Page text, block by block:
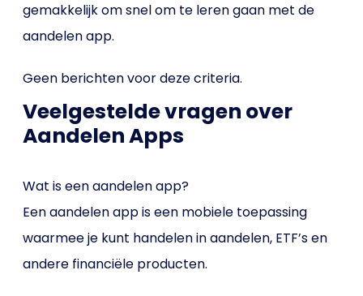
gemakkelijk om snel om te leren gaan met de
aandelen app.
Geen berichten voor deze criteria.
Veelgestelde vragen over
Aandelen Apps
Wat is een aandelen app?
Een aandelen app is een mobiele toepassing
waarmee je kunt handelen in aandelen, ETF’s en
andere financiële producten.